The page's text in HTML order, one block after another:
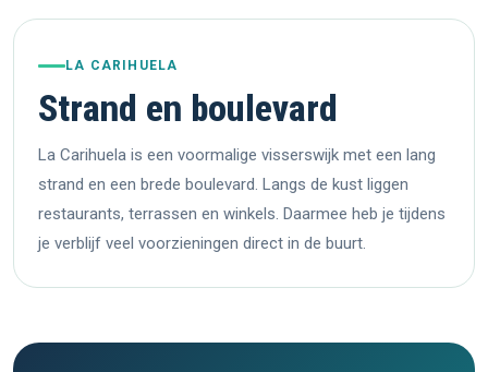
LA CARIHUELA
Strand en boulevard
La Carihuela is een voormalige visserswijk met een lang
strand en een brede boulevard. Langs de kust liggen
restaurants, terrassen en winkels. Daarmee heb je tijdens
je verblijf veel voorzieningen direct in de buurt.